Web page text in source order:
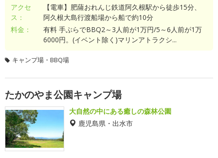
アクセ
ス：
【電車】肥薩おれんじ鉄道阿久根駅から徒歩15分、
阿久根大島行渡船場から船で約10分
料金：
有料 手ぶらでBBQ2～3人前が1万円/5～6人前が1万
6000円。(イベント除く)マリンアトラクシ...
キャンプ場・BBQ場
たかのやま公園キャンプ場
大自然の中にある癒しの森林公園
鹿児島県・出水市